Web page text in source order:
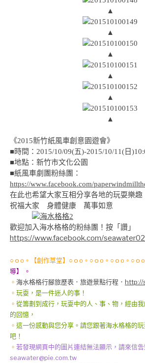
▲
▲
▲
▲
▲
▲
《2015新竹紙風車創意園遊會》
■時間：2015/10/09(五)-2015/10/11(日
■地點：新竹市文化公園
■紙風車劇團粉絲團：
https://www.facebook.com/
在此也希望大家互相分享各地的玩耍樂趣
祝福大家 身體健康 萬事如意
歡迎加入海水格格的粉絲團！按「讚」
https://www.facebook.com/
○ｏo。【創作草堂】○ｏo。○ｏo。○ｏo。○ｏ
導】 。
。 海水格格行腳旅歷表 ．旅遊景點行程． http://
。 玩耍，是一件迷人的事！
。 從籌劃到成行，玩耍中的人、事、物，經由
的回憶，
。 這一份感動與您分享。請您跟著海水格格的
吧！
。 若發現網頁中的圖片連結無法顯示，請來信
seawater@pie.com.tw